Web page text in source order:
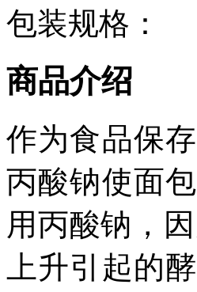
包装规格：
商品介绍
作为食品保
丙酸钠使面
用丙酸钠，
上升引起的